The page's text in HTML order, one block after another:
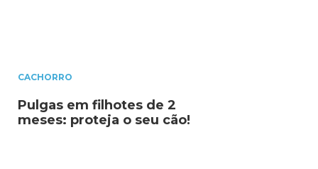
CACHORRO
Pulgas em filhotes de 2
meses: proteja o seu cão!